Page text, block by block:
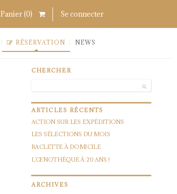
Chercher
Panier (0) Links
Se connecter
RÉSERVATION NEWS
CHERCHER
ARTICLES RÉCENTS
ACTION SUR LES EXPÉDITIONS
LES SÉLECTIONS DU MOIS
RACLETTE À DOMICILE
L’ŒNOTHÈQUE À 20 ANS !
ARCHIVES